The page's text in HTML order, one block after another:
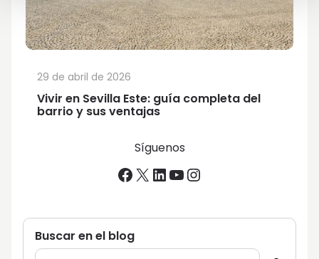
Vivir en Sevilla Este: guía completa del
barrio y sus ventajas
29 de abril de 2026
Síguenos
Facebook
X LinkedIn
YouTube
Instagram
Buscar en el blog